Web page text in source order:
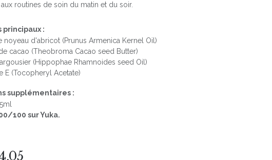
routines de soin du matin et du soir.
principaux :
noyeau d'abricot (Prunus Armenica Kernel Oil)
cacao (Theobroma Cacao seed Butter)
(Hippophae Rhamnoides seed Oil)
E (Tocopheryl Acetate)
supplémentaires :
100 sur Yuka.